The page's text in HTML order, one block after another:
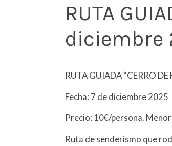
RUTA
diciembre
RUTA GUIADA “CERRO DE
Fecha: 7 de diciembre 2025
Precio: 10€/persona.
Ruta de senderismo que